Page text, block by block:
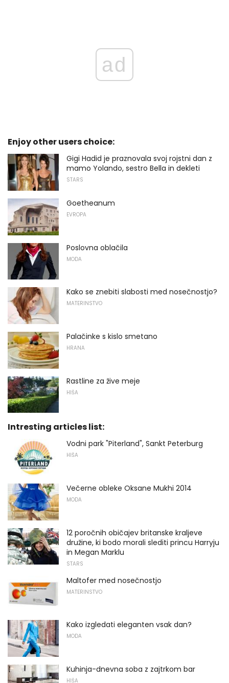
ad
Enjoy other users choice:
Gigi Hadid je praznovala svoj rojstni dan z
mamo Yolando, sestro Bella in dekleti
STARS
Goetheanum
EVROPA
Poslovna oblačila
MODA
Kako se znebiti slabosti med nosečnostjo?
MATERINSTVO
Palačinke s kislo smetano
HRANA
Rastline za žive meje
HIŠA
Intresting articles list:
Vodni park "Piterland", Sankt Peterburg
HIŠA
Večerne obleke Oksane Mukhi 2014
MODA
12 poročnih običajev britanske kraljeve
družine, ki bodo morali slediti princu Harryju
in Megan Marklu
STARS
Maltofer med nosečnostjo
MATERINSTVO
Kako izgledati eleganten vsak dan?
MODA
Kuhinja-dnevna soba z zajtrkom bar
HIŠA